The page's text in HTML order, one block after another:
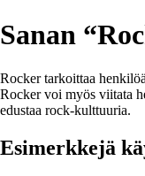
Sanan
Rocker tarkoittaa
Rocker voi myös viitata
edustaa rock-kulttuuria.
Esimerkkejä